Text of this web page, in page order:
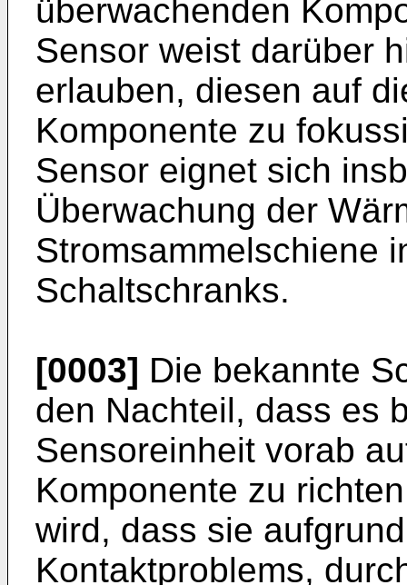
überwachenden
Sensor weist darüber
erlauben, diesen auf
Komponente zu
Sensor eignet sich
Überwachung der
Stromsammelschiene
Schaltschranks.
[0003] Die bekannte
den Nachteil, dass es
Sensoreinheit vorab
Komponente zu
wird, dass sie
Kontaktproblems,